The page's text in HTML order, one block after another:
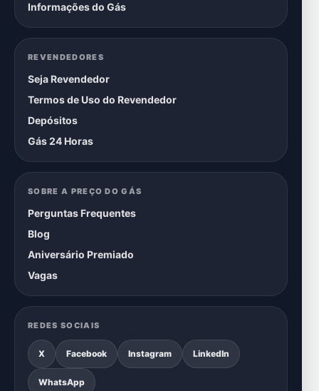
Informações do Gás
REVENDEDORES
Seja Revendedor
Termos de Uso do Revendedor
Depósitos
Gás 24 Horas
SOBRE A PREÇO DO GÁS
Perguntas Frequentes
Blog
Aniversário Premiado
Vagas
REDES SOCIAIS
X Facebook Instagram LinkedIn
WhatsApp